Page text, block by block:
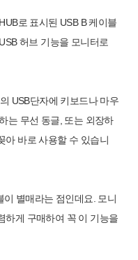
로 표시된 USB B 케이블
허브 기능을 모니터로
USB단자에 키보드나 마우
는 무선 동글, 또는 외장하
아 바로 사용할 수 있습니
이 별매라는 점인데요. 모니
하게 구매하여 꼭 이 기능을